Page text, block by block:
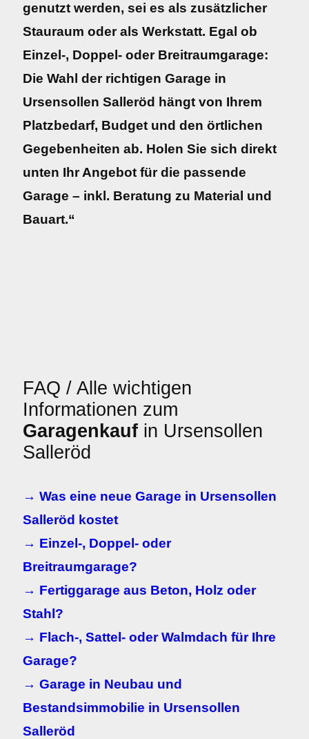
genutzt werden, sei es als zusätzlicher
Stauraum oder als Werkstatt. Egal ob
Einzel-, Doppel- oder Breitraumgarage:
Die Wahl der richtigen Garage in
Ursensollen Salleröd hängt von Ihrem
Platzbedarf, Budget und den örtlichen
Gegebenheiten ab. Holen Sie sich direkt
unten Ihr Angebot für die passende
Garage – inkl. Beratung zu Material und
Bauart.“
FAQ / Alle wichtigen
Informationen zum
Garagenkauf in Ursensollen
Salleröd
→ Was eine neue Garage in Ursensollen
Salleröd kostet
→ Einzel-, Doppel- oder
Breitraumgarage?
→ Fertiggarage aus Beton, Holz oder
Stahl?
→ Flach-, Sattel- oder Walmdach für Ihre
Garage?
→ Garage in Neubau und
Bestandsimmobilie in Ursensollen
Salleröd